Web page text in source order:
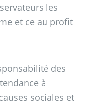
les
et ce au profit
des
à
sociales et